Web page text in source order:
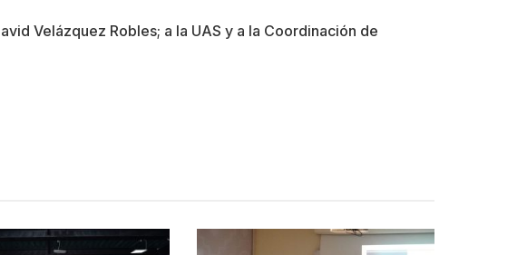
Velázquez Robles; a la UAS y a la Coordinación de